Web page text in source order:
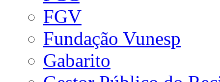
FGV
Fundação Vunesp
Gabarito